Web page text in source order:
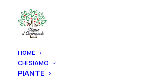
HOME
CHI SIAMO
PIANTE